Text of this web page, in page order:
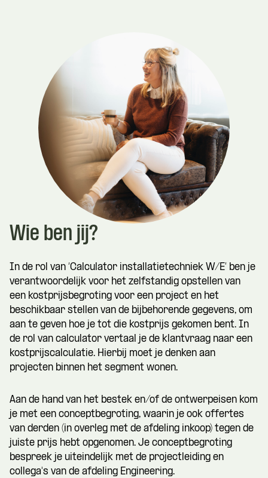
Wie ben jij?
In de rol van ‘Calculator installatietechniek W/E’ ben je
verantwoordelijk voor het zelfstandig opstellen van
een kostprijsbegroting voor een project en het
beschikbaar stellen van de bijbehorende gegevens, om
aan te geven hoe je tot die kostprijs gekomen bent. In
de rol van calculator vertaal je de klantvraag naar een
kostprijscalculatie. Hierbij moet je denken aan
projecten binnen het segment wonen.
Aan de hand van het bestek en/of de ontwerpeisen kom
je met een conceptbegroting, waarin je ook offertes
van derden (in overleg met de afdeling inkoop) tegen de
juiste prijs hebt opgenomen. Je conceptbegroting
bespreek je uiteindelijk met de projectleiding en
collega's van de afdeling Engineering.